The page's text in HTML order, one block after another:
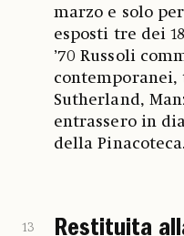
marzo e solo
esposti tre dei
’70 Russoli
contemporanei,
Sutherland,
entrassero in
della
13
Restituita